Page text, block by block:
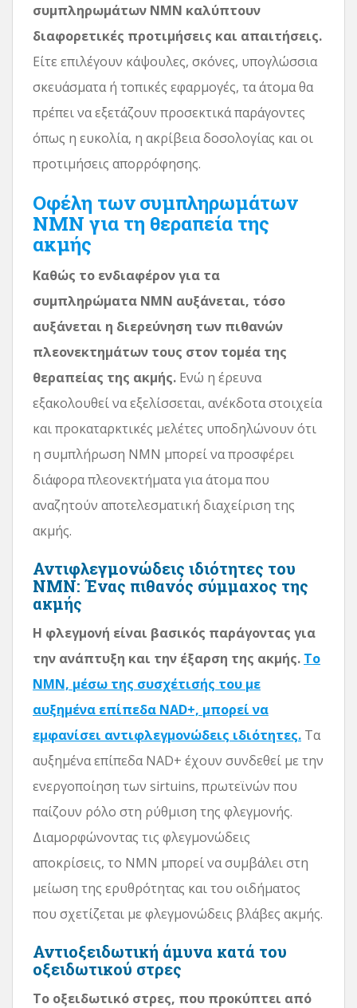
συμπληρωμάτων NMN καλύπτουν
διαφορετικές προτιμήσεις και απαιτήσεις.
Είτε επιλέγουν κάψουλες, σκόνες, υπογλώσσια
σκευάσματα ή τοπικές εφαρμογές, τα άτομα θα
πρέπει να εξετάζουν προσεκτικά παράγοντες
όπως η ευκολία, η ακρίβεια δοσολογίας και οι
προτιμήσεις απορρόφησης.
Οφέλη των συμπληρωμάτων
NMN για τη θεραπεία της
ακμής
Καθώς το ενδιαφέρον για τα
συμπληρώματα NMN αυξάνεται, τόσο
αυξάνεται η διερεύνηση των πιθανών
πλεονεκτημάτων τους στον τομέα της
θεραπείας της ακμής. Ενώ η έρευνα
εξακολουθεί να εξελίσσεται, ανέκδοτα στοιχεία
και προκαταρκτικές μελέτες υποδηλώνουν ότι
η συμπλήρωση NMN μπορεί να προσφέρει
διάφορα πλεονεκτήματα για άτομα που
αναζητούν αποτελεσματική διαχείριση της
ακμής.
Αντιφλεγμονώδεις ιδιότητες του
NMN: Ένας πιθανός σύμμαχος της
ακμής
Η φλεγμονή είναι βασικός παράγοντας για
την ανάπτυξη και την έξαρση της ακμής. Το
NMN, μέσω της συσχέτισής του με
αυξημένα επίπεδα NAD+, μπορεί να
εμφανίσει αντιφλεγμονώδεις ιδιότητες. Τα
αυξημένα επίπεδα NAD+ έχουν συνδεθεί με την
ενεργοποίηση των sirtuins, πρωτεϊνών που
παίζουν ρόλο στη ρύθμιση της φλεγμονής.
Διαμορφώνοντας τις φλεγμονώδεις
αποκρίσεις, το NMN μπορεί να συμβάλει στη
μείωση της ερυθρότητας και του οιδήματος
που σχετίζεται με φλεγμονώδεις βλάβες ακμής.
Αντιοξειδωτική άμυνα κατά του
οξειδωτικού στρες
Το οξειδωτικό στρες, που προκύπτει από